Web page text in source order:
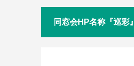
同窓会HP名称『巡彩』